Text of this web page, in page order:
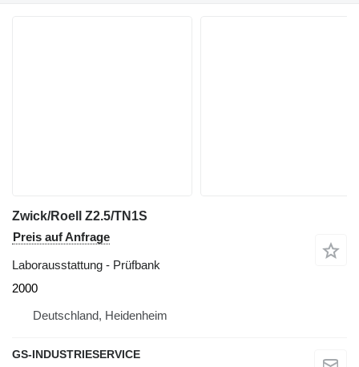
Zwick/Roell Z2.5/TN1S
Preis auf Anfrage
Laborausstattung - Prüfbank
2000
Deutschland, Heidenheim
GS-INDUSTRIESERVICE